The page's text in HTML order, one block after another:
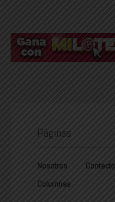
Páginas
Nosotros Contacto
Columnas